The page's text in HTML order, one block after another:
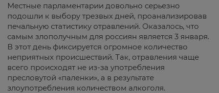
Местные парламентарии довольно серьезно
подошли к выбору трезвых дней, проанализировав
печальную статистику отравлений. Оказалось, что
самым злополучным для россиян является 3 января.
В этот день фиксируется огромное количество
неприятных происшествий. Так, отравления чаще
всего происходят не из-за употребления
пресловутой «паленки», а в результате
злоупотребления количеством алкоголя.